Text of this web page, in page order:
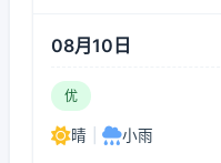
08月10日
优
晴 小雨